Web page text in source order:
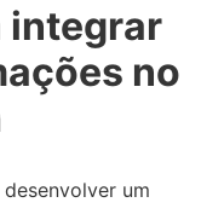
integrar
no
um